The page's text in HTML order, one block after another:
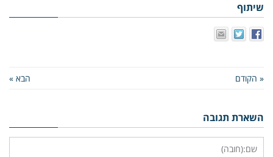
שיתוף
« הקודם הבא »
השארת תגובה